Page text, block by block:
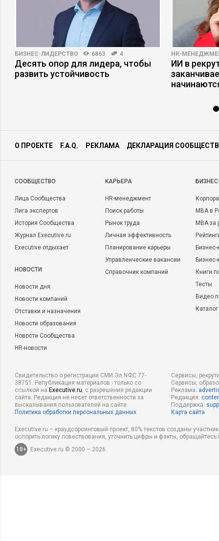
БИЗНЕС-ЛИДЕРСТВО 6863 4
Десять опор для лидера, чтобы
развить устойчивость
HR-
ИИ в
О ПРОЕКТЕ F.A.Q. РЕКЛАМА ДЕКЛАРАЦИЯ
CООБЩЕСТВО
Лица Сообщества
Лига экспертов
История Сообщества
Журнал Executive.ru
Executive отдыхает
НОВОСТИ
Новости дня
Новости компаний
Отставки и назначения
Новости образования
Новости Сообщества
HR-новости
КАРЬЕРА
HR-менеджмент
Поиск работы
Рынок труда
Личная эффективность
Планирование карьеры
Управленческие вакансии
Справочник компаний
MBA в
MBA
Бизнес-
Книги
Тесты
Видео
Свидетельство о регистрации СМИ Эл NФС 77-
38751. Републикация материалов - только со
ссылкой на Executive.ru, с разрешения редакции
сайта. Редакция не несет ответственности за
высказывания пользователей на сайте.
Политика обработки персональных данных
Сервисы,
Сервисы,
Реклама:
Редакция:
Поддержка:
Карта сайта
Executive.ru – краудсорсинговый проект, 80% текстов созданы
оспорить логику повествования, уточнить цифры и факты,
18+
Executive.ru © 2000 – 2026.